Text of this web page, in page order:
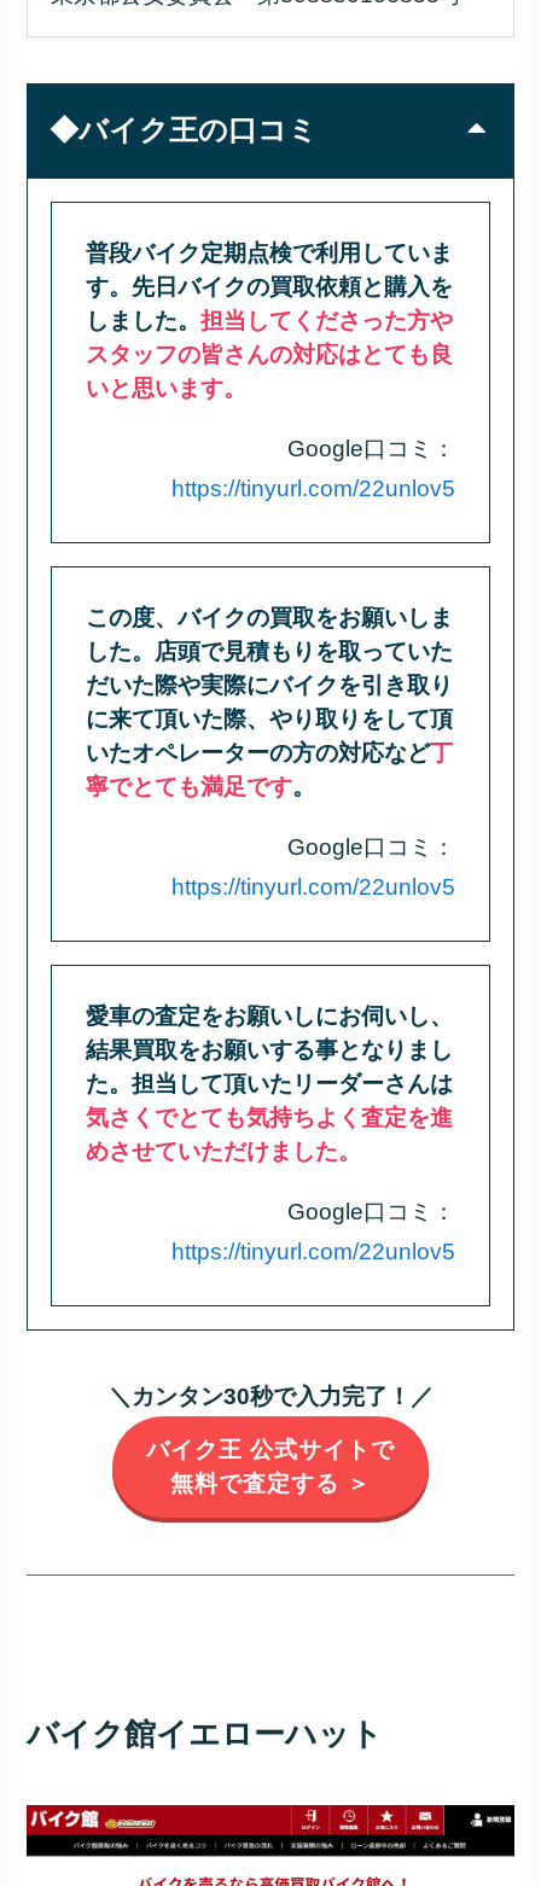
◆バイク王の口コミ
普段バイク定期点検で利用していま
す。先日バイクの買取依頼と購入を
しました。担当してくださった方や
スタッフの皆さんの対応はとても良
いと思います。
Google口コミ：
https://tinyurl.com/22unlov5
この度、バイクの買取をお願いしま
した。店頭で見積もりを取っていた
だいた際や実際にバイクを引き取り
に来て頂いた際、やり取りをして頂
いたオペレーターの方の対応など丁
寧でとても満足です。
Google口コミ：
https://tinyurl.com/22unlov5
愛車の査定をお願いしにお伺いし、
結果買取をお願いする事となりまし
た。担当して頂いたリーダーさんは
気さくでとても気持ちよく査定を進
めさせていただけました。
Google口コミ：
https://tinyurl.com/22unlov5
＼カンタン30秒で入力完了！／
バイク王 公式サイトで
無料で査定する ＞
バイク館イエローハット